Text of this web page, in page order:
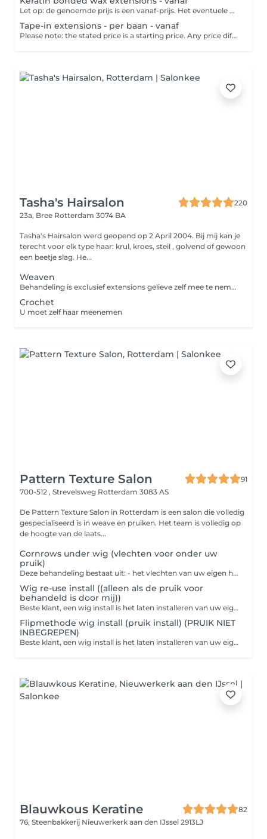
Let op: de genoemde prijs is een vanaf-prijs. Het eventuele prijsverschil wordt verrekend in de salon.
Tape-in extensions - per baan - vanaf
Please note: the stated price is a starting price. Any price difference will be settled in the salon.
Tasha's Hairsalon
220
23a, Bree Rotterdam 3074 BA
Tasha's Hairsalon werd geopend op 2 April 2004. Bij mij kan je
terecht voor elk type haar: krul, kroes, steil , golvend of gewoon
een beetje slag. He...
Weaven
Behandeling is exclusief extensions gelieve zelf mee te nemen
Crochet
U moet zelf haar meenemen
Pattern Texture Salon
91
700-512 , Strevelsweg Rotterdam 3083 AS
De Pattern Texture Salon in Rotterdam is een salon die volledig
gespecialiseerd is in weave en pruiken. Het team is volledig op
de hoogte van de laats...
Cornrows under wig (vlechten voor onder uw
pruik)
Deze behandeling bestaat uit: - het vlechten van uw eigen haar voor een Frontal of Closure pruik REGELS !!! 1. U komt met schoon gewassen haar geen product in uw haar geen vet of leave- in conditioner. (vet plaatsen wij na het vlechten) 2. Nieuw/oude weave of pruik graag wassen met shampoo en conditioner. (conditioner goed uitspoelen) was uw haar aub niet met een product waarin olie zit en absoluut niet met Dreft of wasverzachter. 3. Bij te laat komen krijgt u een boete van 1 bij elke minuut dat verlaat. 4. Meenemen van kleine kinderen/volwassenen aub niet. 5. Kom aub niet met nat haar of natte weave. Voor meer tips bekijkt u ons youtube filmpje Pattern Texture Vlog #5 Quimy en Amira, https://www.youtube.com/watch?v=sYHlez0C_dk&t=84s vergeet niet te liken en te abonneren!
Wig re-use install ((alleen als de pruik voor
behandeld is door mij))
Beste klant, een wig install is het laten installeren van uw eigen pruik die u zelf gekocht heeft of een pruik die u bij ons gekocht heeft. Deze behandeling bestaat uit: Plukken Plakken Band Vlechten styling, krullen of stijlen van de weave of als u krullende weave heeft het nat maken van het haar. wig-reuse deze behandeling word alleen toegepast als uw pruik al eerder door ons geïnstalleerd is. wat behoort bij een wig-reuse plakken vlechten styling REGELS !!! 1.U komt met schoon gewassen haar geen product in uw haar geen vet of leave- in conditioner. ( vet plaatsen wij na het vlechten) 2. Nieuw,oude weave of pruik graag wassen met shampoo en conditioner. ( conditioner goed uitspoelen) was uw haar aub niet met een product waarin olie zit. 3. Bij te laat komen vanaf 20min krijgt u een boete van 20. 4. Meenemen van kleine kinderen/volwassenen liever niet. Voor meer tips bekijkt u ons youtube filmpje Pattern Texture Vlog #5 Quimy en Amira, https://www.youtube.com/watch?v=sYHlez0C_dk&t=84s vergeet niet te liken en te abboneren !
Flipmethode wig install (pruik install) (PRUIK NIET
INBEGREPEN)
Beste klant, een wig install is het laten installeren van uw eigen pruik die u zelf gekocht heeft of een pruik die u bij ons gekocht heeft. Deze behandeling bestaat uit: Plukken Plakken Band Vlechten styling, krullen of stijlen van de weave of als u krullende weave heeft het nat maken van het haar. wig-reuse deze behandeling word alleen toegepast als uw pruik al eerder door ons geïnstalleerd is. wat behoort bij een wig-reuse plakken vlechten styling REGELS !!! 1.U komt met schoon gewassen haar geen product in uw haar geen vet of leave- in conditioner. ( vet plaatsen wij na het vlechten) 2. Nieuw,oude weave of pruik graag wassen met shampoo en conditioner. ( conditioner goed uitspoelen) was uw haar aub niet met een product waarin olie zit. 3. Bij te laat komen vanaf 20min krijgt u een boete van 20. 4. Meenemen van kleine kinderen/volwassenen liever niet. Voor meer tips bekijkt u ons youtube filmpje Pattern Texture Vlog #5 Quimy en Amira, https://www.youtube.com/watch?v=sYHlez0C_dk&t=84s vergeet niet te liken en te abboneren !
Blauwkous Keratine
82
76, Steenbakkerij Nieuwerkerk aan den IJssel 2913LJ